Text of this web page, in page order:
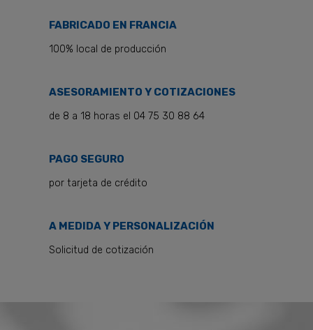
FABRICADO EN FRANCIA
100% local de producción
ASESORAMIENTO Y COTIZACIONES
de 8 a 18 horas el 04 75 30 88 64
PAGO SEGURO
por tarjeta de crédito
A MEDIDA Y PERSONALIZACIÓN
Solicitud de cotización